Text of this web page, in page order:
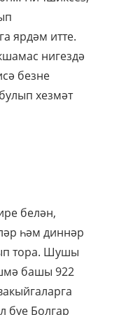
ярдәм итте.
нигездә
безне
хезмәт
белән,
һәм диннәр
тора. Шушы
башы 922
буе Болгар